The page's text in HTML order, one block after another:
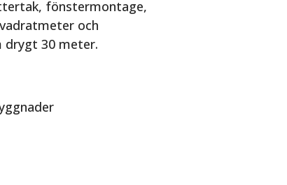
fönstermontage,
och
drygt 30 meter.